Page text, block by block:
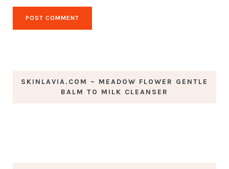
SKINLAVIA.COM – MEADOW FLOWER GENTLE
BALM TO MILK CLEANSER